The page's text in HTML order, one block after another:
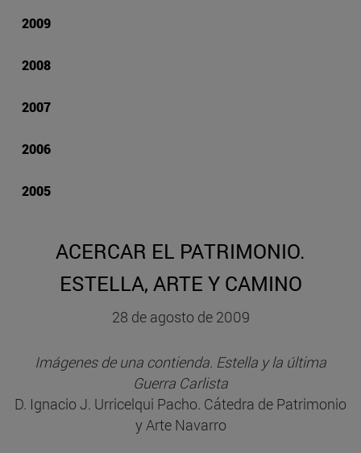
2009
2008
2007
2006
2005
ACERCAR EL PATRIMONIO.
ESTELLA, ARTE Y CAMINO
28 de agosto de 2009
Imágenes de una contienda. Estella y la última
Guerra Carlista
D. Ignacio J. Urricelqui Pacho. Cátedra de Patrimonio
y Arte Navarro